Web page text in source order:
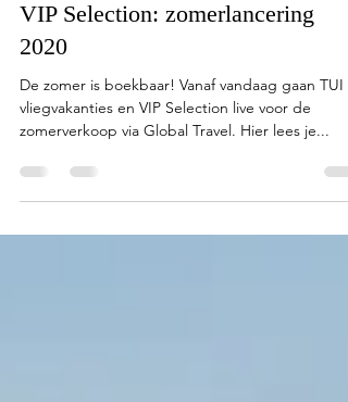
29 okt 2019
2 minuten om te lezen
VIP Selection: zomerlancering
2020
De zomer is boekbaar! Vanaf vandaag gaan TUI
zomerverkoop via Global Travel. Hier lees je...